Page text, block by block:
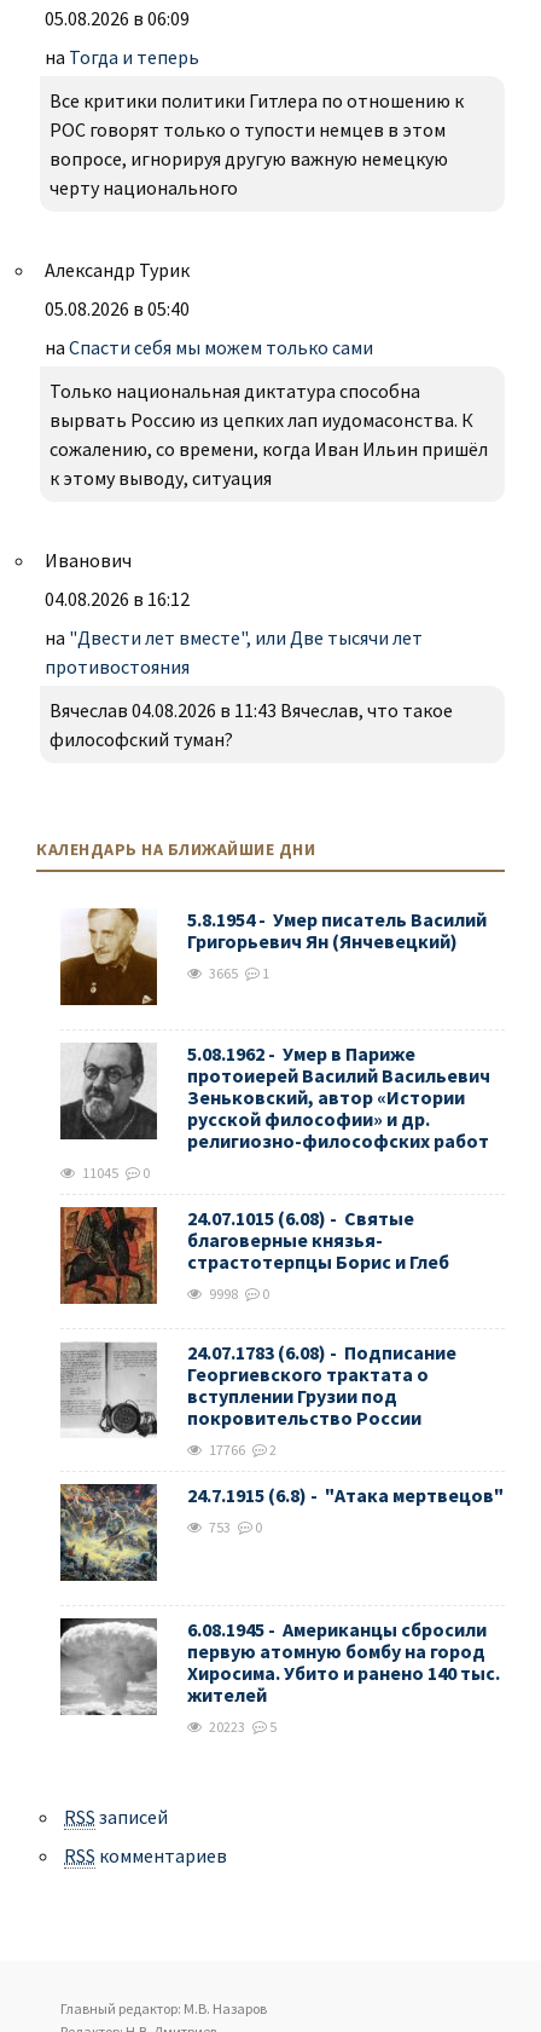
05.08.2026 в 06:09
на Тогда и теперь
Все критики политики Гитлера по отношению к
РОС говорят только о тупости немцев в этом
вопросе, игнорируя другую важную немецкую
черту национального
Александр Турик
05.08.2026 в 05:40
на Спасти себя мы можем только сами
Только национальная диктатура способна
вырвать Россию из цепких лап иудомасонства. К
сожалению, со времени, когда Иван Ильин пришёл
к этому выводу, ситуация
Иванович
04.08.2026 в 16:12
на "Двести лет вместе", или Две тысячи лет
противостояния
Вячеслав 04.08.2026 в 11:43 Вячеслав, что такое
философский туман?
КАЛЕНДАРЬ НА БЛИЖАЙШИЕ ДНИ
5.8.1954 - Умер писатель Василий
Григорьевич Ян (Янчевецкий)
3665 1
5.08.1962 - Умер в Париже
протоиерей Василий Васильевич
Зеньковский, автор «Истории
русской философии» и др.
религиозно-философских работ
11045 0
24.07.1015 (6.08) - Святые
благоверные князья-
страстотерпцы Борис и Глеб
9998 0
24.07.1783 (6.08) - Подписание
Георгиевского трактата о
вступлении Грузии под
покровительство России
17766 2
24.7.1915 (6.8) - "Атака мертвецов"
753 0
6.08.1945 - Американцы сбросили
первую атомную бомбу на город
Хиросима. Убито и ранено 140 тыс.
жителей
20223 5
RSS записей
RSS комментариев
Главный редактор: М.В. Назаров